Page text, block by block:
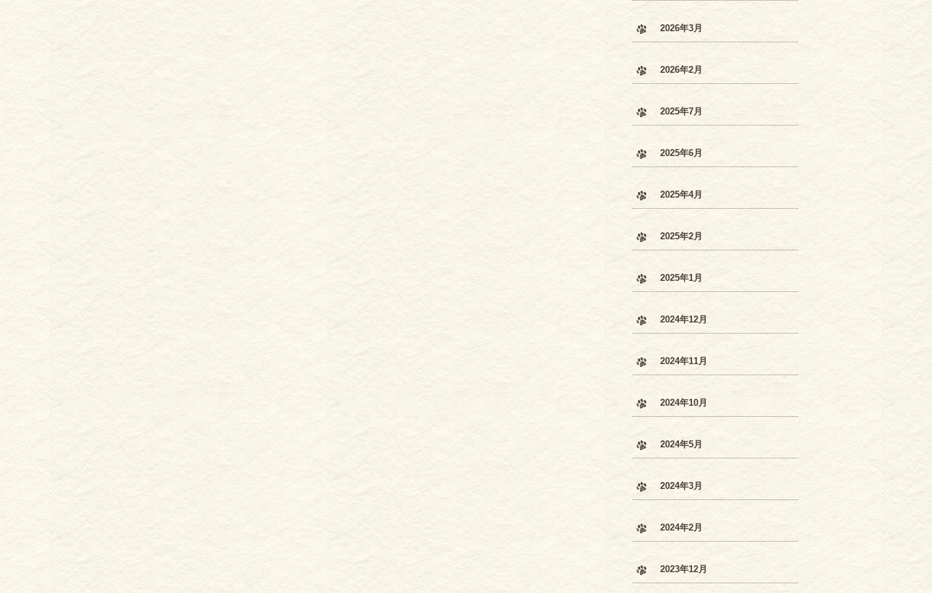
2026年3月
2026年2月
2025年7月
2025年6月
2025年4月
2025年2月
2025年1月
2024年12月
2024年11月
2024年10月
2024年5月
2024年3月
2024年2月
2023年12月